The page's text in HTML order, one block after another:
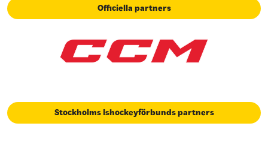
Officiella partners
Stockholms Ishockeyförbunds partners